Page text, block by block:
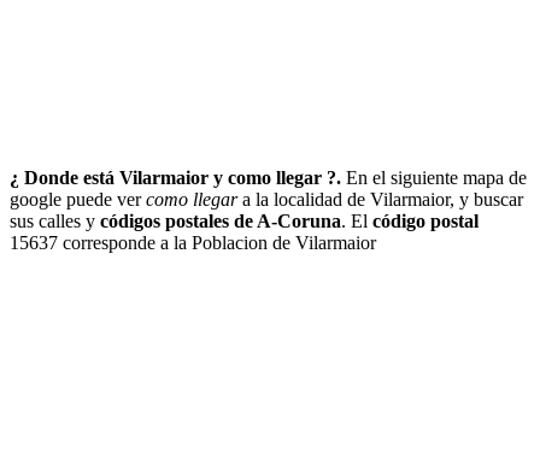
¿ Donde está Vilarmaior y como llegar ?. En el siguiente mapa de
google puede vercomo llegara la localidad de Vilarmaior, y buscar
sus calles y códigos postales de A-Coruna. El código postal
15637 corresponde a la Poblacion de Vilarmaior